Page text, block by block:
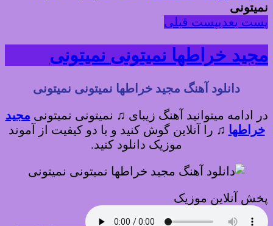
نمیتونی
پست بعدیپست قبلی
مجید خراطها نمیتونی نمیتونی
دانلود آهنگ مجید خراطها نمیتونی نمیتونی
در ادامه میتوانید آهنگ زیبای ♫ نمیتونی نمیتونی مجید
خراطها ♫ را آنلاین گوش کنید و با دو کیفیت از آموند
موزیک دانلود کنید.
پخش آنلاین موزیک